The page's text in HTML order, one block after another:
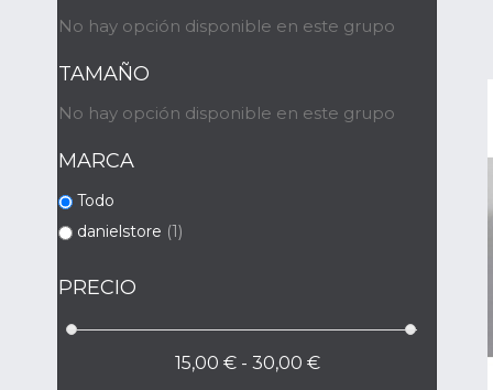
No hay opción disponible en este grupo
TAMAÑO
No hay opción disponible en este grupo
MARCA
Todo
danielstore (1)
PRECIO
15,00 € - 30,00 €